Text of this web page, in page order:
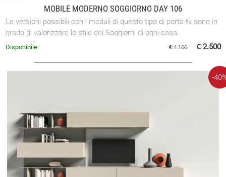
MOBILE MODERNO SOGGIORNO DAY 106
Le versioni possibili con i moduli di questo tipo di porta-tv sono in
grado di valorizzare lo stile dei Soggiorni di ogni casa.
€ 4.166 € 2.500
Disponibile
-